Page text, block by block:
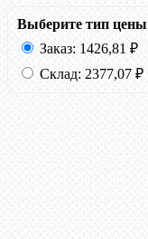
Выберите тип цены
Заказ: 1426,81 ₽
Склад: 2377,07 ₽